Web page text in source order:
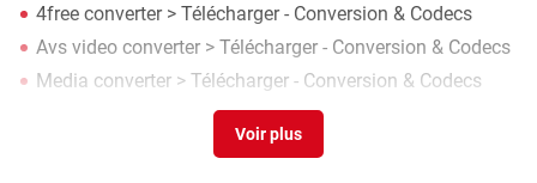
4free converter> Télécharger - Conversion & Codecs
Avs video converter > Télécharger - Conversion & Codecs
Media converter > Télécharger - Conversion & Codecs
> Télécharger - Conversion & Codecs